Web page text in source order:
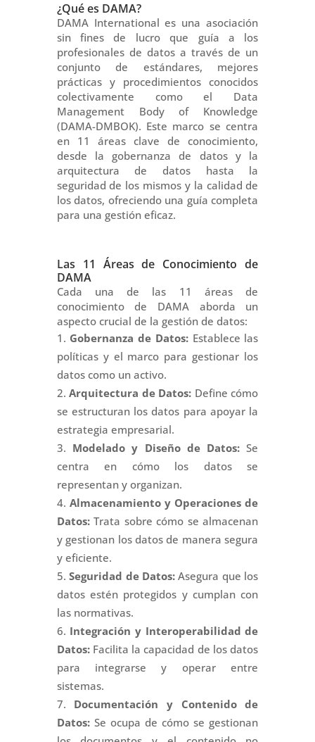
¿Qué es DAMA?
DAMA International es una asociación
sin fines de lucro que guía a los
profesionales de datos a través de un
conjunto de estándares, mejores
prácticas y procedimientos conocidos
colectivamente como el Data
Management Body of Knowledge
(DAMA-DMBOK). Este marco se centra
en 11 áreas clave de conocimiento,
desde la gobernanza de datos y la
arquitectura de datos hasta la
seguridad de los mismos y la calidad de
los datos, ofreciendo una guía completa
para una gestión eficaz.
Las 11 Áreas de Conocimiento de
DAMA
Cada una de las 11 áreas de
conocimiento de DAMA aborda un
aspecto crucial de la gestión de datos:
Gobernanza de Datos:Establece las
políticas y el marco para gestionar los
datos como un activo.
Arquitectura de Datos: Define cómo
se estructuran los datos para apoyar la
estrategia empresarial.
Modelado y Diseño de Datos: Se
centra en cómo los datos se
representan y organizan.
Almacenamiento y Operaciones de
Datos:Trata sobre cómo se almacenan
y gestionan los datos de manera segura
y eficiente.
Seguridad de Datos: Asegura que los
datos estén protegidos y cumplan con
las normativas.
Integración y Interoperabilidad de
Datos:Facilita la capacidad de los datos
para integrarse y operar entre
sistemas.
Documentación y Contenido de
Datos:Se ocupa de cómo se gestionan